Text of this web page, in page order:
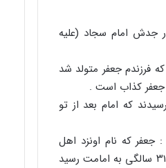
شریفش را درکنار جدش امام سجاد (علیه
فرزندم جعفر متولد شد
جعفر کذاب است .
که امام بعد از تو
که نام اونزد اهل
آسمانها صادق است.امام ششم شیعیان و رئیس مذهب تشیع درسال ۱۱۴ هجری قمری در سن ۳۱ سالگی به امامت رسید